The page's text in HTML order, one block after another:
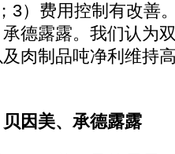
3）费用控制有改善
德露露。我们认为
肉制品吨净利维持
因美、承德露露